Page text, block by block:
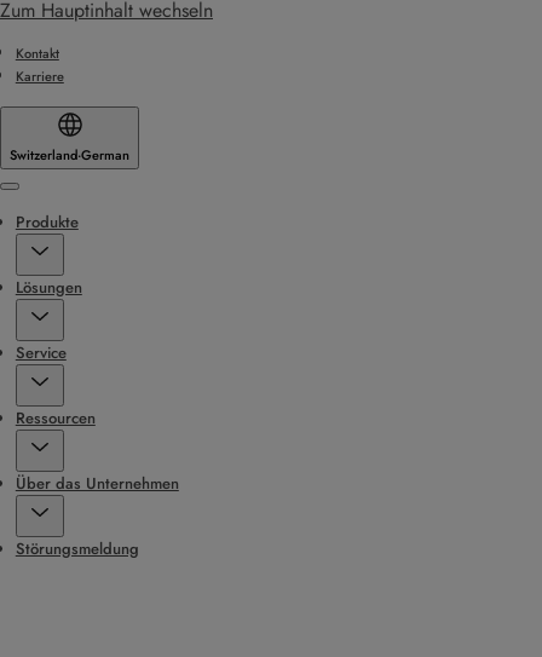
Zum Hauptinhalt wechseln
Kontakt
Karriere
Switzerland·German
Menu
Produkte
Lösungen
Service
Ressourcen
Über das Unternehmen
Störungsmeldung